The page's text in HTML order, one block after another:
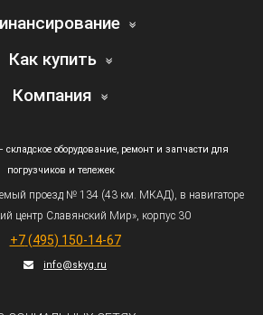
Как купить
Компания
оборудование, ремонт и запчасти для
погрузчиков и тележек
проезд № 134 (43км. МКАД), в навигаторе
центр Славянский Мир», корпус 30
+7 (495) 150-14-67
info@skyg.ru